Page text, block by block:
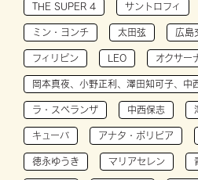
THE SUPER 4 サントロフィ
ミン・ヨンチ 太田弦 広島
フィリピン LEO オクサー
岡本真夜、小野正利、澤田知可子、中
ラ・スペランザ 中西保志
キューバ アナタ・ボリビア
徳永ゆうき マリアセレン